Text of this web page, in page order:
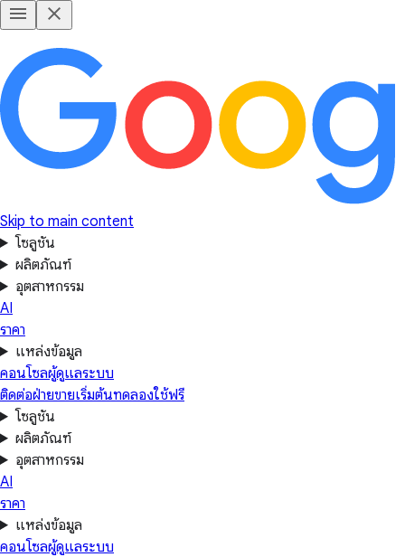
Skip to main content
โซลูชัน
ผลิตภัณฑ์
อุตสาหกรรม
AI
ราคา
แหล่งข้อมูล
คอนโซลผู้ดูแลระบบ
ติดต่อฝ่ายขายเริ่มต้นทดลองใช้ฟรี
โซลูชัน
ผลิตภัณฑ์
อุตสาหกรรม
AI
ราคา
แหล่งข้อมูล
คอนโซลผู้ดูแลระบบ